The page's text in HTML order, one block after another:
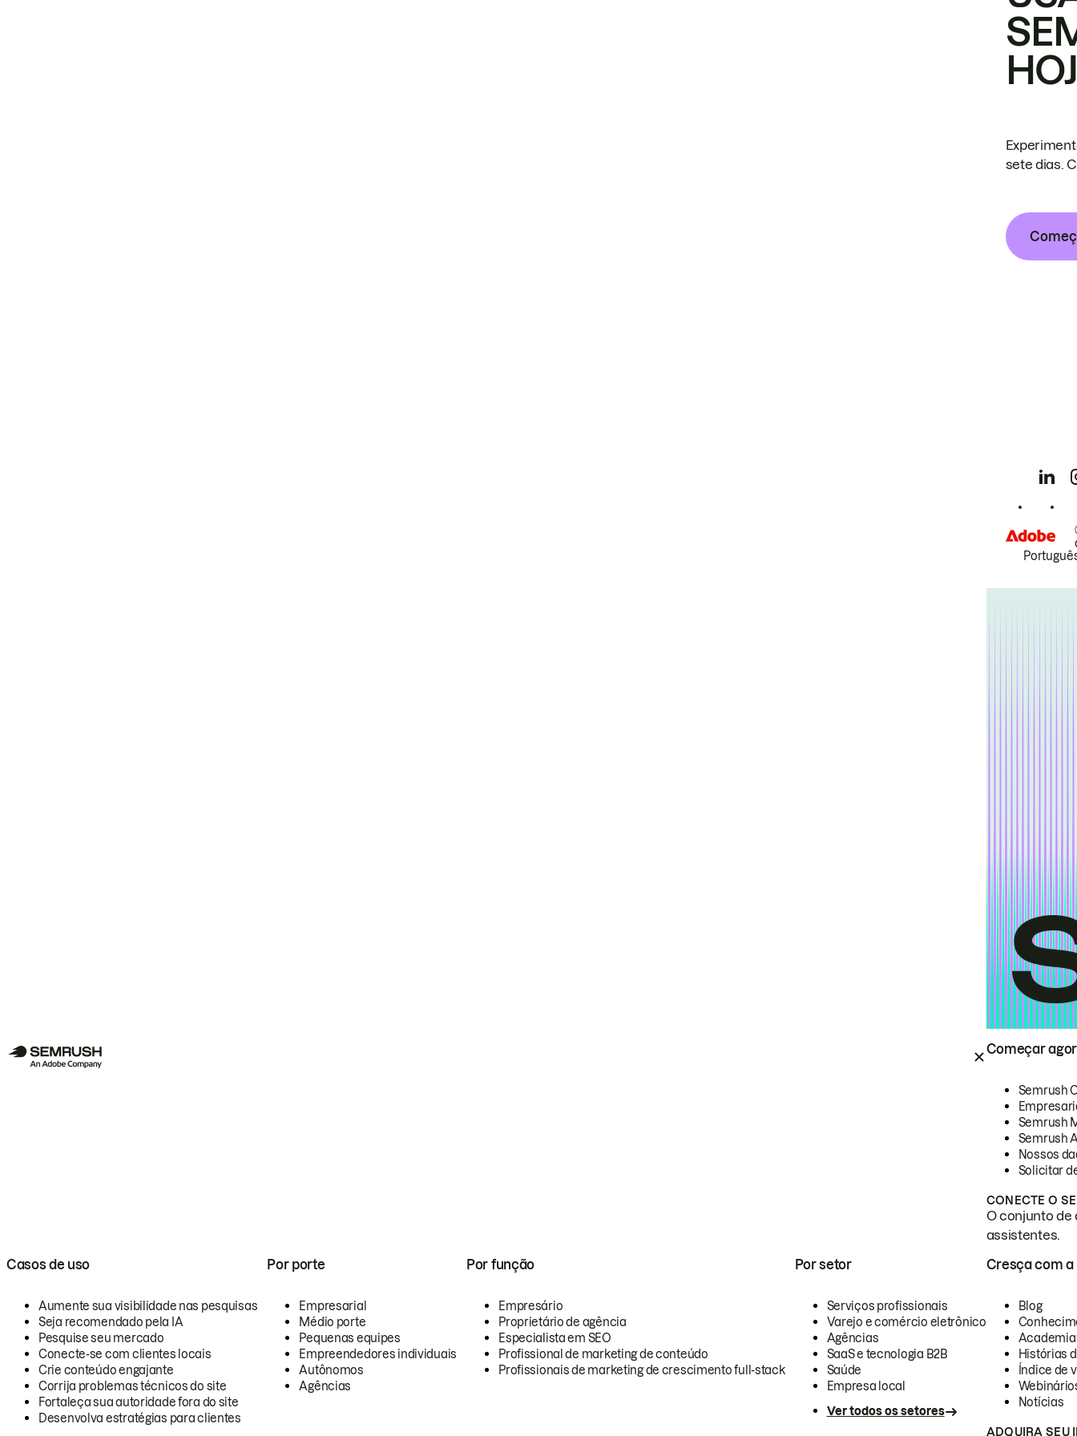
Começar
Semrush
Semrush
Semrush
Nossos
Solicitar
CONECTE O
O conjunto de
assistentes.
Casos de uso
Aumente sua visibilidade nas pesquisas
Seja recomendado pela IA
Pesquise seu mercado
Conecte-se com clientes locais
Crie conteúdo engajante
Corrija problemas técnicos do site
Fortaleça sua autoridade fora do site
Desenvolva estratégias para clientes
Por porte
Empresarial
Médio porte
Pequenas equipes
Empreendedores individuais
Autônomos
Agências
Por função
Empresário
Proprietário de agência
Especialista em SEO
Profissional de marketing de conteúdo
Profissionais de marketing de crescimento full-stack
Por setor
Serviços profissionais
Varejo e comércio eletrônico
Agências
SaaS e tecnologia B2B
Saúde
Empresa local
Ver todos os setores
Cresça com a
Blog
Academia
Histórias
Índice de
Notícias
ADQUIRA SEU
sete dias.